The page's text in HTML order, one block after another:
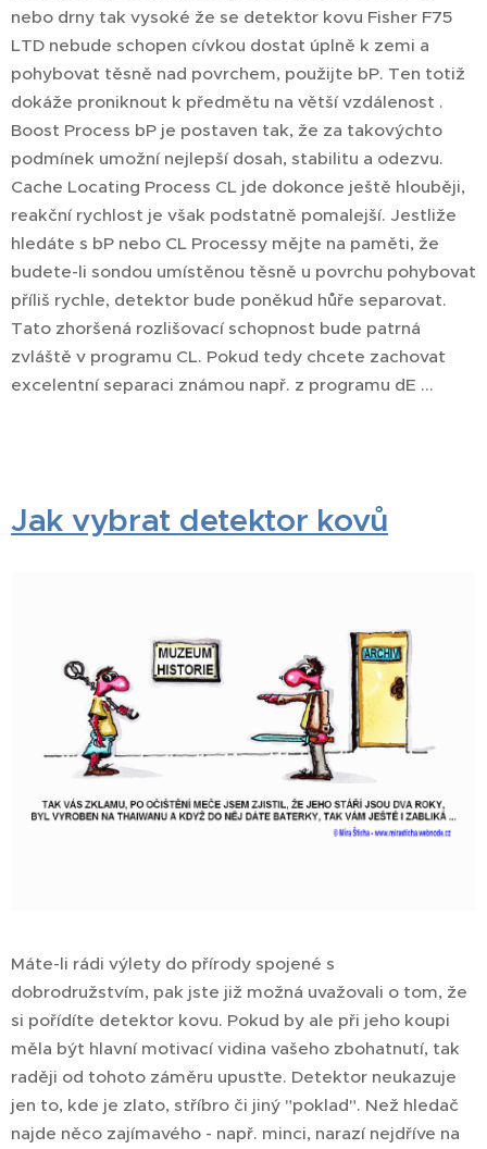
nebo drny tak vysoké že se detektor kovu Fisher F75
LTD nebude schopen cívkou dostat úplně k zemi a
pohybovat těsně nad povrchem, použijte bP. Ten totiž
dokáže proniknout k předmětu na větší vzdálenost .
Boost Process bP je postaven tak, že za takovýchto
podmínek umožní nejlepší dosah, stabilitu a odezvu.
Cache Locating Process CL jde dokonce ještě hlouběji,
reakční rychlost je však podstatně pomalejší. Jestliže
hledáte s bP nebo CL Processy mějte na paměti, že
budete-li sondou umístěnou těsně u povrchu pohybovat
příliš rychle, detektor bude poněkud hůře separovat.
Tato zhoršená rozlišovací schopnost bude patrná
zvláště v programu CL. Pokud tedy chcete zachovat
excelentní separaci známou např. z programu dE ...
Jak vybrat detektor kovů
Máte-li rádi výlety do přírody spojené s
dobrodružstvím, pak jste již možná uvažovali o tom, že
si pořídíte detektor kovu. Pokud by ale při jeho koupi
měla být hlavní motivací vidina vašeho zbohatnutí, tak
raději od tohoto záměru upusťte. Detektor neukazuje
jen to, kde je zlato, stříbro či jiný "poklad". Než hledač
najde něco zajímavého - např. minci, narazí nejdříve na